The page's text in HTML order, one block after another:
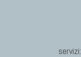
servizi: